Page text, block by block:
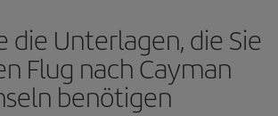
die Unterlagen, die Sie
Flug nach Cayman
benötigen